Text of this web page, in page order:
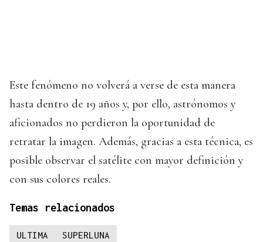
Este fenómeno no volverá a verse de esta manera
hasta dentro de 19 años y, por ello, astrónomos y
aficionados no perdieron la oportunidad de
retratar la imagen. Además, gracias a esta técnica, es
posible observar el satélite con mayor definición y
con sus colores reales.
Temas relacionados
ULTIMA SUPERLUNA